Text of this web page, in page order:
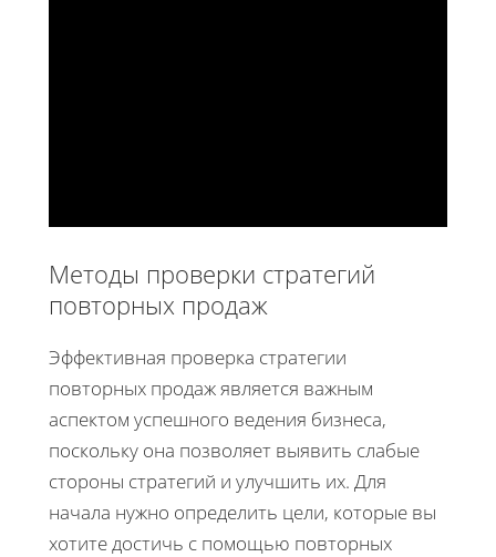
Методы проверки стратегий
повторных продаж
Эффективная проверка стратегии
повторных продаж является важным
аспектом успешного ведения бизнеса,
поскольку она позволяет выявить слабые
стороны стратегий и улучшить их. Для
начала нужно определить цели, которые вы
хотите достичь с помощью повторных